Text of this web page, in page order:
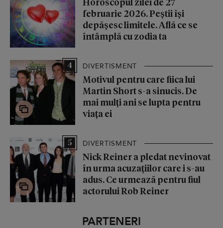
februarie 2026. Peștii își
depășesc limitele. Află ce se
întâmplă cu zodia ta
4 DIVERTISMENT
Motivul pentru care fiica lui
Martin Short s-a sinucis. De
mai mulți ani se lupta pentru
viața ei
5 DIVERTISMENT
Nick Reiner a pledat nevinovat
în urma acuzațiilor care i s-au
adus. Ce urmează pentru fiul
actorului Rob Reiner
PARTENERI